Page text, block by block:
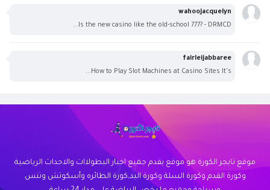
wahoojacquelyn
Is the new casino like the old-school 777? - DRMCD...
fairleijabbaree
How to Play Slot Machines at Casino Sites It's...
موقع تايجر الكورة هو موقع يقدم جميع اخبار البطولاات والاحداث الرياضية
وكورة القدم وكورة السلة وكورة اليد,كورة الطائره وأسكوتش وتنس